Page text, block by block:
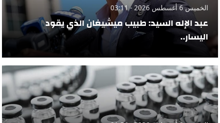
الخميس 6 أغسطس 2026 - 03:11
عبد الإله السيد: طبيب ميشيغان الذي يقود
اليسار..